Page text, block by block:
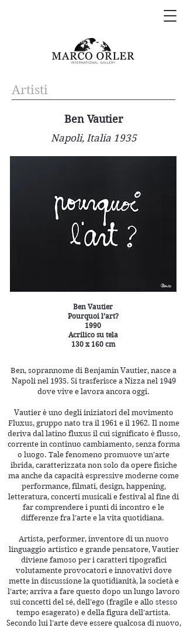
Artisti
Ben Vautier
Napoli, Italia 1935
Ben Vautier
Pourquoi l’art?
1990
Acrilico su tela
130 x 160 cm
Ben, soprannome di Benjamin Vautier, nasce a
Napoli nel 1935. Si trasferisce a Nizza nel 1949
dove vive e lavora ancora oggi.
Vautier è uno degli iniziatori del movimento
Fluxus, gruppo nato tra il 1961 e il 1962. Il nome
deriva dal latino fluxus il cui significato è flusso,
corrente in continuo cambiamento, senza forma
o luogo. Tale fenomeno promuove un’arte
ibrida, caratterizzata non solo da opere fisiche
ma anche da capacità espressive moderne come
performance, filmati, design, happening,
letteratura, concerti musicali e festival al fine di
far comprendere i punti di incontro e le
differenze fra l’arte e la vita quotidiana.
Artista, performer, inventore di un nuovo
linguaggio artistico e grande pensatore, Vautier
diviene famoso per i caratteri tipografici
volutamente provocatori e innovativi dove
mette in discussione la quotidianità, la società e
l’arte; arriva a fare questo dopo un lungo lavoro
sui concetti del sé, dell’ego (fragile e allo stesso
tempo esagerato) e della figura dell’artista.
Secondo lui l’arte deve essere qualcosa di nuovo,